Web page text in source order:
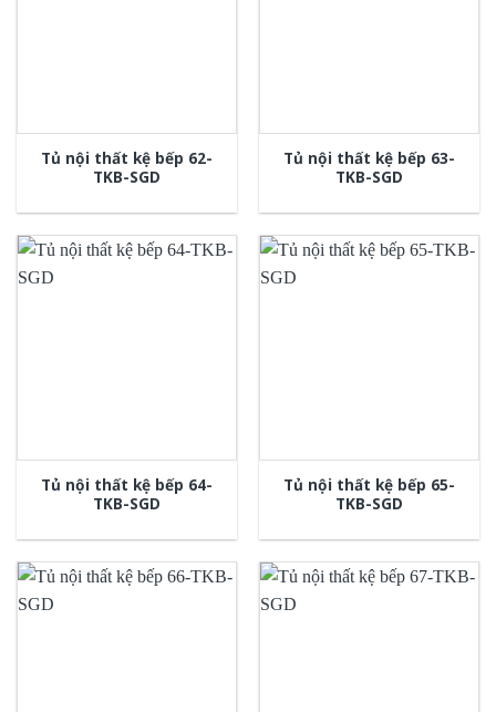
Tủ nội thất kệ bếp 62-
TKB-SGD
Tủ nội thất kệ bếp 63-
TKB-SGD
Tủ nội thất kệ bếp 64-
TKB-SGD
Tủ nội thất kệ bếp 65-
TKB-SGD